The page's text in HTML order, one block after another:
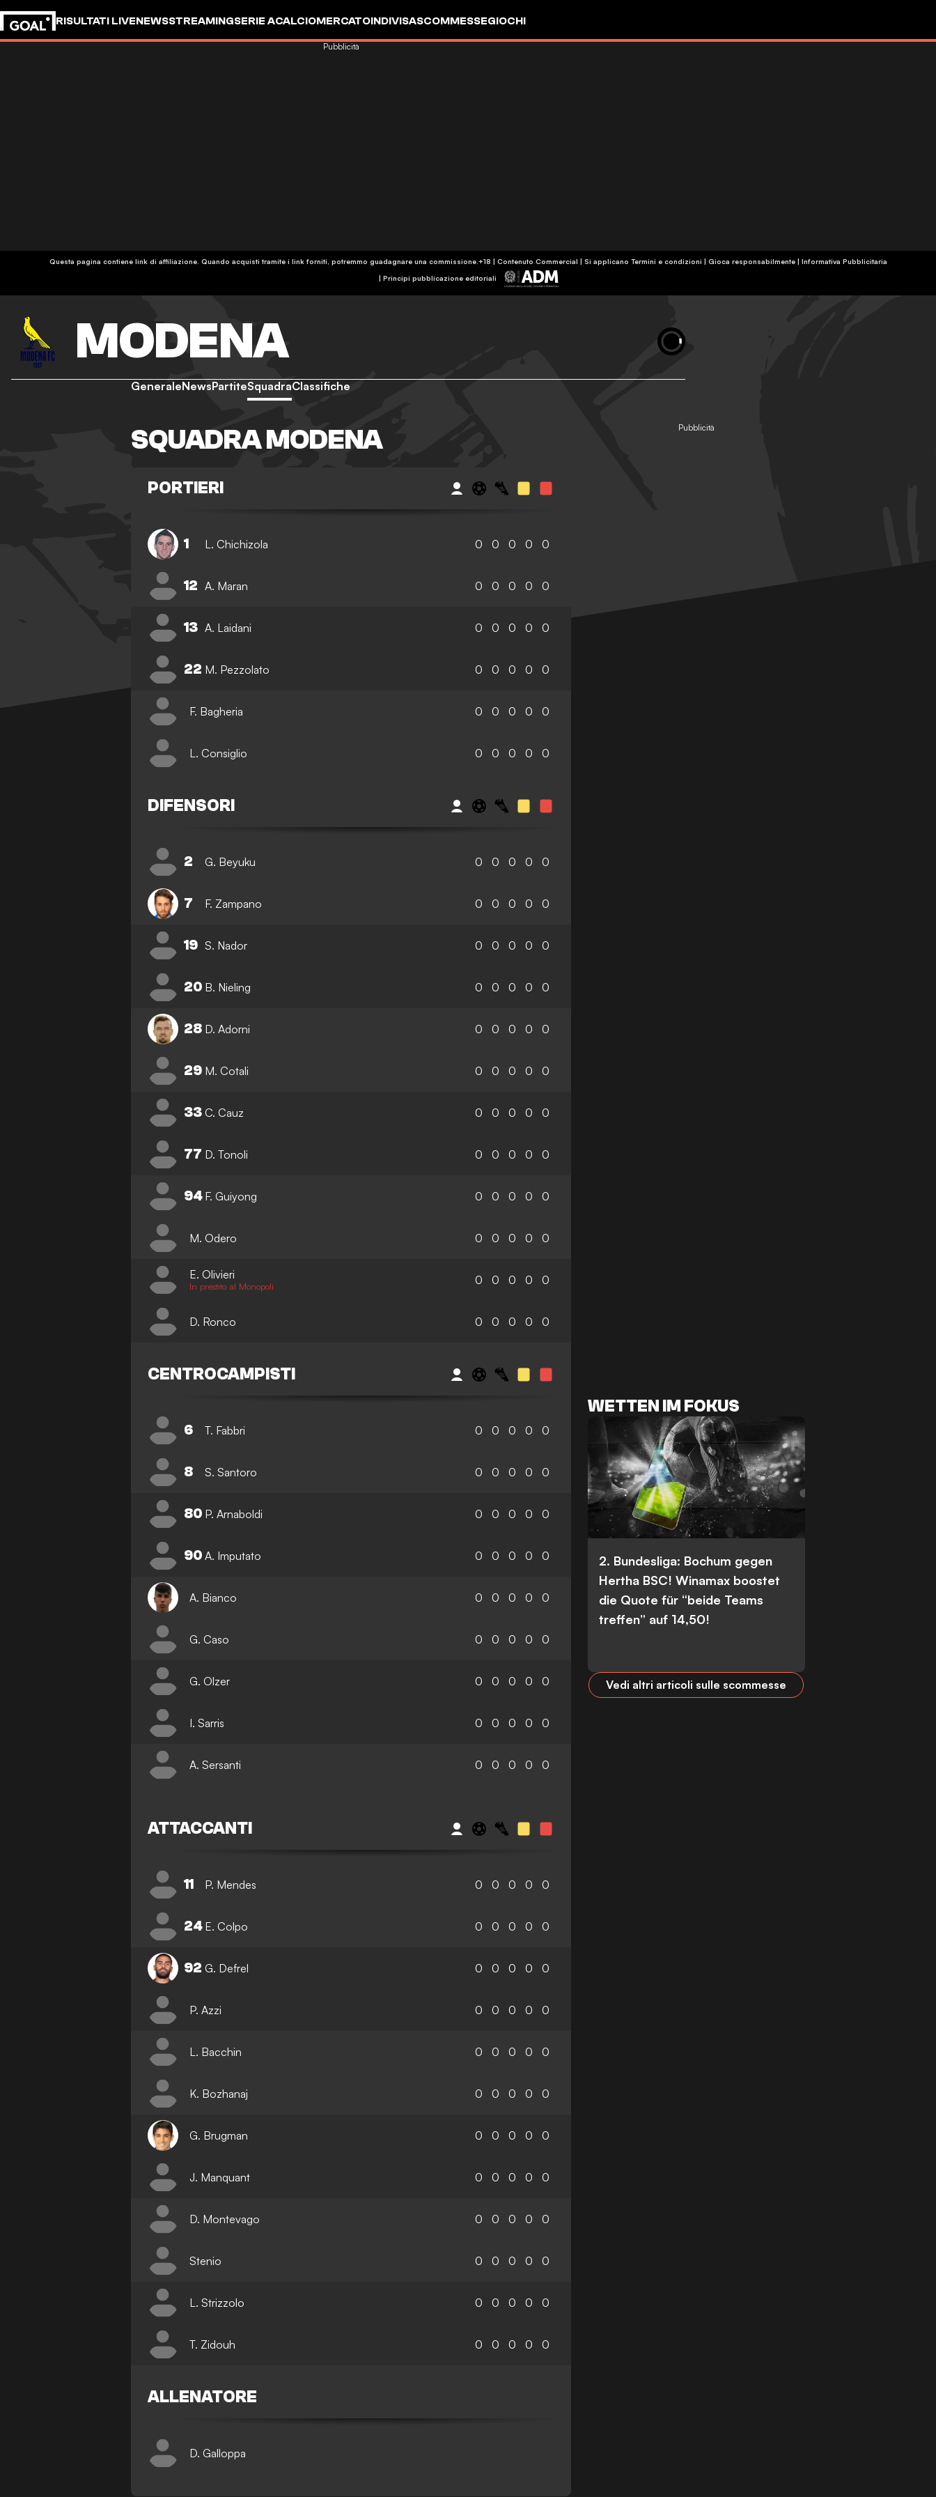
RISULTATI LIVENEWSSTREAMINGSERIE ACALCIOMERCATOINDIVISASCOMMESSEGIOCHI
Questa pagina contiene link di affiliazione. Quando acquisti tramite i link forniti, potremmo guadagnare una commissione. +18 | Contenuto Commercial | Si applicano Termini e condizioni | Gioca responsabilmente| Informativa Pubblicitaria
| Principi pubblicazione editoriali
Pubblicità
MODENA
GeneraleNewsPartiteSquadraClassifiche
SQUADRA MODENA
PORTIERI
1 L. Chichizola 0 0 0 0 0
12 A. Maran 0 0 0 0 0
13 A. Laidani 0 0 0 0 0
22 M. Pezzolato 0 0 0 0 0
F. Bagheria 0 0 0 0 0
L. Consiglio 0 0 0 0 0
DIFENSORI
2 G. Beyuku 0 0 0 0 0
7 F. Zampano 0 0 0 0 0
19 S. Nador 0 0 0 0 0
20 B. Nieling 0 0 0 0 0
28 D. Adorni 0 0 0 0 0
29 M. Cotali 0 0 0 0 0
33 C. Cauz 0 0 0 0 0
77 D. Tonoli 0 0 0 0 0
94 F. Guiyong 0 0 0 0 0
M. Odero 0 0 0 0 0
E. Olivieri
In prestito al Monopoli 0 0 0 0 0
D. Ronco 0 0 0 0 0
CENTROCAMPISTI
6 T. Fabbri 0 0 0 0 0
8 S. Santoro 0 0 0 0 0
80 P. Arnaboldi 0 0 0 0 0
90 A. Imputato 0 0 0 0 0
A. Bianco 0 0 0 0 0
G. Caso 0 0 0 0 0
G. Olzer 0 0 0 0 0
I. Sarris 0 0 0 0 0
A. Sersanti 0 0 0 0 0
ATTACCANTI
11 P. Mendes 0 0 0 0 0
24 E. Colpo 0 0 0 0 0
92 G. Defrel 0 0 0 0 0
P. Azzi 0 0 0 0 0
L. Bacchin 0 0 0 0 0
K. Bozhanaj 0 0 0 0 0
G. Brugman 0 0 0 0 0
J. Manquant 0 0 0 0 0
D. Montevago 0 0 0 0 0
Stenio 0 0 0 0 0
L. Strizzolo 0 0 0 0 0
T. Zidouh 0 0 0 0 0
ALLENATORE
D. Galloppa
Pubblicità
WETTEN IM FOKUS
2. Bundesliga: Bochum gegen
Hertha BSC! Winamax boostet
die Quote für “beide Teams
treffen” auf 14,50!
Vedi altri articoli sulle scommesse